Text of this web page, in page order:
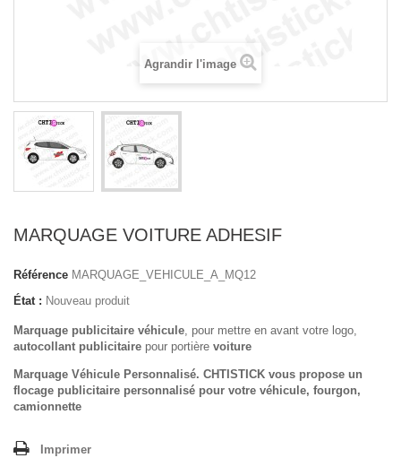
Agrandir l'image
MARQUAGE VOITURE ADHESIF
Référence MARQUAGE_VEHICULE_A_MQ12
État : Nouveau produit
Marquage publicitaire véhicule, pour mettre en avant votre logo,
autocollant publicitaire pour portière voiture
Marquage Véhicule Personnalisé. CHTISTICK vous propose un
flocage publicitaire personnalisé pour votre véhicule, fourgon,
camionnette
Imprimer